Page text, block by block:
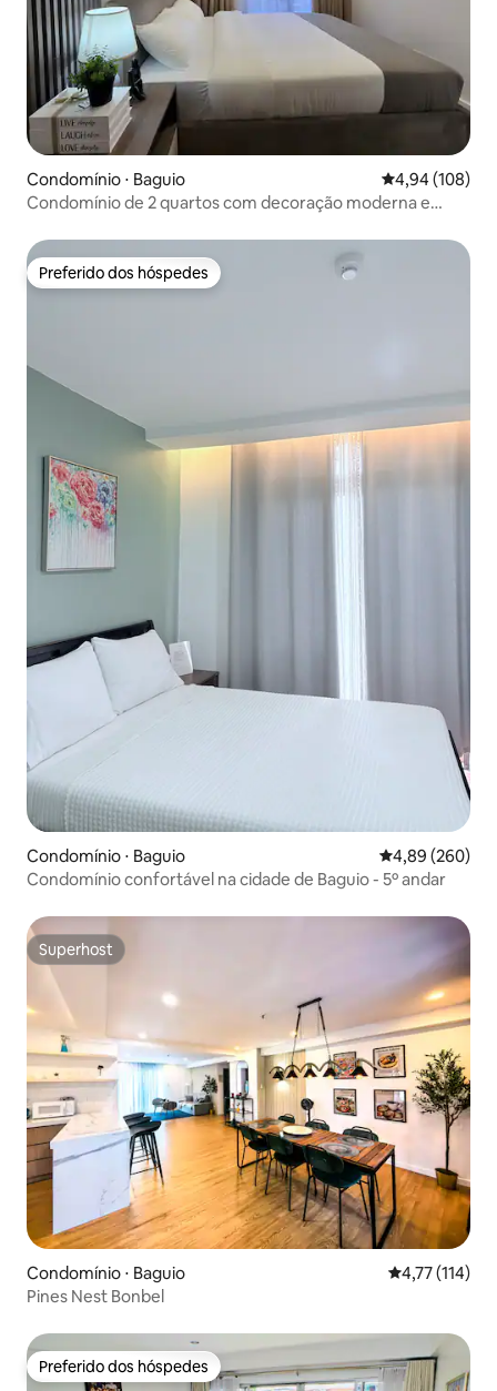
Condomínio ⋅ Baguio 4,94 de uma
4,94 (108)
Condomínio de 2 quartos com decoração moderna e
Preferido dos hóspedes
Preferido dos hóspedes
Condomínio ⋅ Baguio 4,89 de uma
4,89 (260)
Condomínio confortável na cidade de Baguio - 5º andar
Superhost
Superhost
Condomínio ⋅ Baguio 4,77 de uma
4,77 (114)
Pines Nest Bonbel
Preferido dos hóspedes
Preferido dos hóspedes